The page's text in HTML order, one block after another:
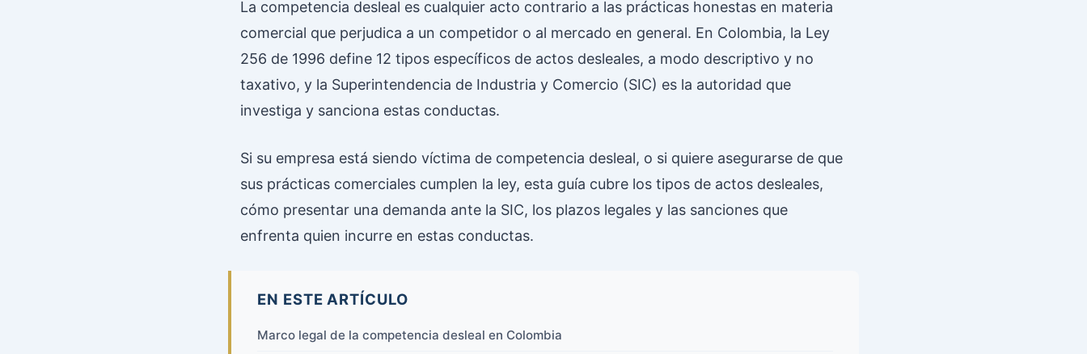
La competencia desleal es cualquier acto contrario a las prácticas honestas en materia
comercial que perjudica a un competidor o al mercado en general. En Colombia, la Ley
256 de 1996 define 12 tipos específicos de actos desleales, a modo descriptivo y no
taxativo, y la Superintendencia de Industria y Comercio (SIC) es la autoridad que
investiga y sanciona estas conductas.
Si su empresa está siendo víctima de competencia desleal, o si quiere asegurarse de que
sus prácticas comerciales cumplen la ley, esta guía cubre los tipos de actos desleales,
cómo presentar una demanda ante la SIC, los plazos legales y las sanciones que
enfrenta quien incurre en estas conductas.
EN ESTE ARTÍCULO
Marco legal de la competencia desleal en Colombia